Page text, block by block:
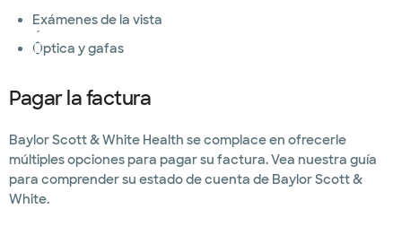
Exámenes de la vista
Óptica y gafas
Pagar la factura
Baylor Scott & White Health se complace en ofrecerle
múltiples opciones para pagar su factura. Vea nuestra guía
para comprender su estado de cuenta de Baylor Scott &
White.